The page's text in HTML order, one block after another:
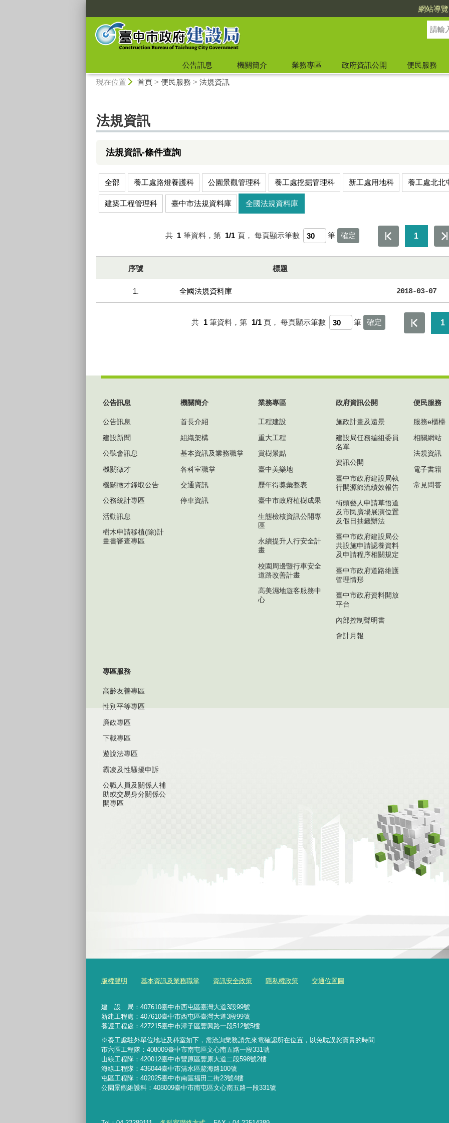
網站導覽
公告訊息 機關簡介 業務專區 政府資訊公開
便民服務
現在位置 首頁> 便民服務 > 法規資訊
法規資訊
法規資訊-條件查詢
全部 養工處路燈養護科 公園景觀管理科 養工處挖掘管理科 新工處用地科 養工處北北
建築工程管理科 臺中市法規資料庫 全國法規資料庫
共 1 筆資料，第 1/1 頁， 每頁顯示筆數 筆 1
序號 標題
1. 全國法規資料庫 2018-03-07
共 1 筆資料，第 1/1 頁， 每頁顯示筆數 筆 1
公告訊息
公告訊息
建設新聞
公聽會訊息
機關徵才
機關徵才錄取公告
公務統計專區
活動訊息
樹木申請移植(除)計
畫書審查專區
機關簡介
首長介紹
組織架構
基本資訊及業務職掌
各科室職掌
交通資訊
停車資訊
業務專區
工程建設
重大工程
賞樹景點
臺中美樂地
歷年得獎彙整表
臺中市政府植樹成果
生態檢核資訊公開專
區
永續提升人行安全計
畫
校園周邊暨行車安全
道路改善計畫
高美濕地遊客服務中
心
政府資訊公開
施政計畫及遠景
建設局任務編組委員
名單
資訊公開
臺中市政府建設局執
行開源節流績效報告
街頭藝人申請草悟道
及市民廣場展演位置
及假日抽籤辦法
臺中市政府建設局公
共設施申請認養資料
及申請程序相關規定
臺中市政府道路維護
管理情形
臺中市政府資料開放
平台
內部控制聲明書
會計月報
便民服務
服務e櫃檯
相關網站
法規資訊
電子書籍
常見問答
專區服務
高齡友善專區
性別平等專區
廉政專區
下載專區
遊說法專區
霸凌及性騷擾申訴
公職人員及關係人補
助或交易身分關係公
開專區
版權聲明 基本資訊及業務職掌 資訊安全政策 隱私權政策 交通位置圖
建 設 局： 407610臺中市西屯區臺灣大道3段99號
新建工程處：407610臺中市西屯區臺灣大道3段99號
養護工程處：427215臺中市潭子區豐興路一段512號5樓
※養工處駐外單位地址及科室如下，需洽詢業務請先來電確認所在位置，以免耽誤您寶貴的時間
市六區工程隊：408009臺中市南屯區文心南五路一段331號
山線工程隊：420012臺中市豐原區豐原大道二段598號2樓
海線工程隊：436044臺中市清水區鰲海路100號
屯區工程隊：402025臺中市南區福田二街23號4樓
公園景觀維護科：408009臺中市南屯區文心南五路一段331號